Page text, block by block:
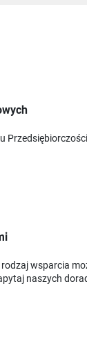
Przedsiębiorczości
wsparcia
naszych